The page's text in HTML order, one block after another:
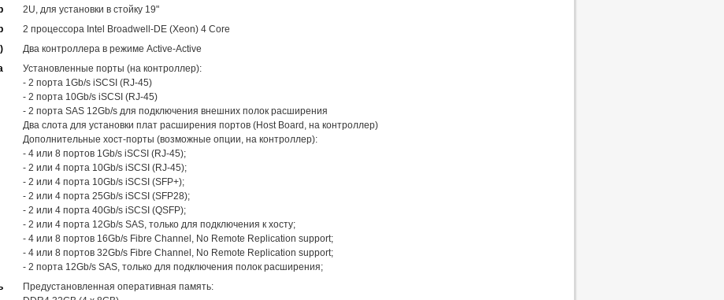
2U, для установки в стойку 19"
2 процессора Intel Broadwell-DE (Xeon) 4 Core
Два контроллера в режиме Active-Active
Установленные порты (на контроллер):
- 2 порта 1Gb/s iSCSI (RJ-45)
- 2 порта 10Gb/s iSCSI (RJ-45)
- 2 порта SAS 12Gb/s для подключения внешних полок расширения
Два слота для установки плат расширения портов (Host Board, на контроллер)
Дополнительные хост-порты (возможные опции, на контроллер):
- 4 или 8 портов 1Gb/s iSCSI (RJ-45);
- 2 или 4 порта 10Gb/s iSCSI (RJ-45);
- 2 или 4 порта 10Gb/s iSCSI (SFP+);
- 2 или 4 порта 25Gb/s iSCSI (SFP28);
- 2 или 4 порта 40Gb/s iSCSI (QSFP);
- 2 или 4 порта 12Gb/s SAS, только для подключения к хосту;
- 4 или 8 портов 16Gb/s Fibre Channel, No Remote Replication support;
- 4 или 8 портов 32Gb/s Fibre Channel, No Remote Replication support;
- 2 порта 12Gb/s SAS, только для подключения полок расширения;
Предустановленная оперативная память: